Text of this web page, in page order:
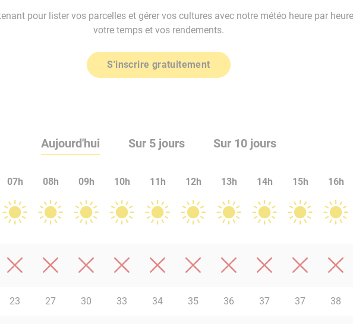
pour lister vos parcelles et gérer vos cultures avec notre météo heure par
votre temps et vos rendements.
S'inscrire gratuitement
Aujourd'hui Sur 5 jours Sur 10 jours
07h 08h 09h 10h 11h 12h 13h 14h 15h 16h
23 27 30 33 34 35 36 37 37 38